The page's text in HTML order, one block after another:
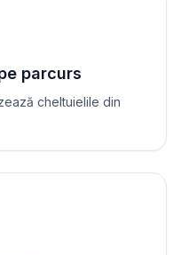
parcurs
cheltuielile din